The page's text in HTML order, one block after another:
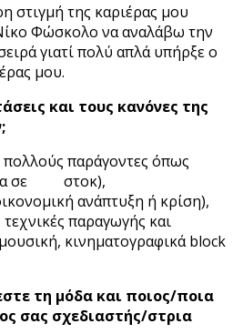
στιγμή της καριέρας μου
Φώσκολο να αναλάβω την
γιατί πολύ απλά υπήρξε ο
μου.
και τους κανόνες της
παράγοντες όπως
σε στοκ),
ανάπτυξη ή κρίση),
παραγωγής και
κινηματογραφικά block
τη μόδα και ποιος/ποια
σας σχεδιαστής/στρια